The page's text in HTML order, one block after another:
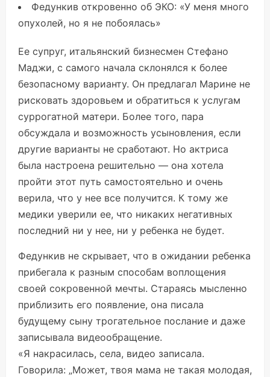
Федункив откровенно об ЭКО: «У меня много
опухолей, но я не побоялась»
Ее супруг, итальянский бизнесмен Стефано
Маджи, с самого начала склонялся к более
безопасному варианту. Он предлагал Марине не
рисковать здоровьем и обратиться к услугам
суррогатной матери. Более того, пара
обсуждала и возможность усыновления, если
другие варианты не сработают. Но актриса
была настроена решительно — она хотела
пройти этот путь самостоятельно и очень
верила, что у нее все получится. К тому же
медики уверили ее, что никаких негативных
последний ни у нее, ни у ребенка не будет.
Федункив не скрывает, что в ожидании ребенка
прибегала к разным способам воплощения
своей сокровенной мечты. Стараясь мысленно
приблизить его появление, она писала
будущему сыну трогательное послание и даже
записывала видеообращение.
«Я накрасилась, села, видео записала.
Говорила: „Может, твоя мама не такая молодая,